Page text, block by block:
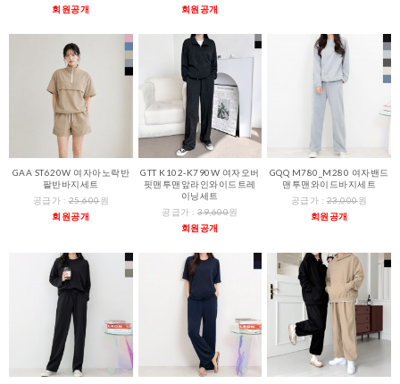
회원공개
회원공개
GAA ST620W 여자아노락반
팔반바지세트
공급가 :25,600원
회원공개
GTT K102-K790W 여자오버
핏맨투맨앞라인와이드트레
이닝세트
공급가 :39,600원
회원공개
GQQ M780_M280 여자밴드
맨투맨와이드바지세트
공급가 : 23,000원
회원공개